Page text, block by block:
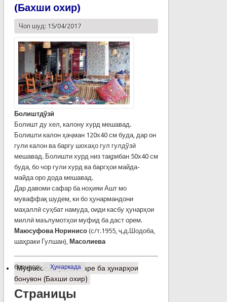
(Бахши охир)
Чоп шуд: 15/04/2017
Болиштдўзӣ
Болишт ду хел, калону хурд мешавад.
Болишти калон ҳаҷман 120х40 см буда, дар он
гули калон ва баргу шохаҳо гул гулдўзӣ
мешавад. Болишти хурд низ тақрибан 50х40 см
буда, бо чор гули хурд ва баргҳои майда-
майда оро дода мешавад.
Дар давоми сафар ба ноҳияи Ашт мо
муваффақ шудем, ки бо ҳунармандони
маҳаллӣ суҳбат намуда, оиди касбу ҳунарҳои
миллӣ маълумотҳои муфид ба даст орем.
Маюсуфова Норинисо (с/т.1955, ҷ.д.Шодоба,
шаҳраки Гулшан), Масолиева
барчасп: Ҳунаркада
Муфассалтаро Назаре ба ҳунарҳои
бонувон (Бахши охир)
Страницы